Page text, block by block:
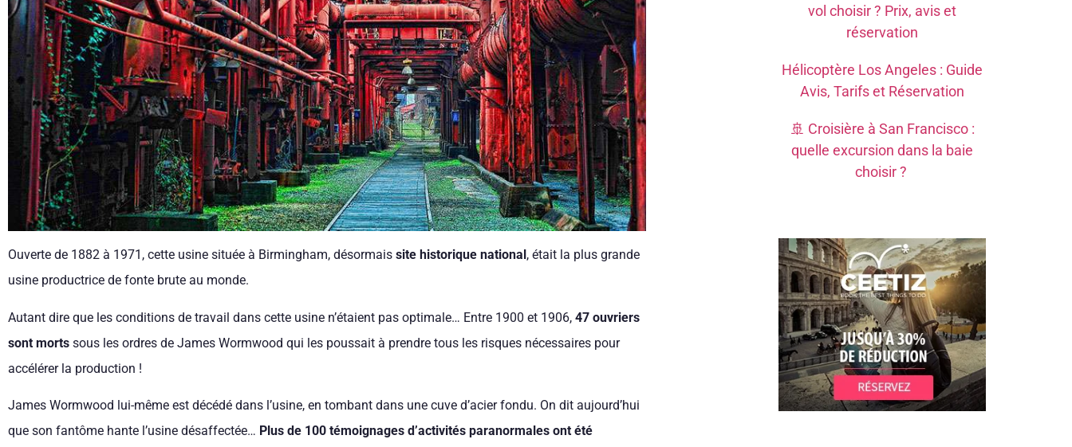
Ouverte de 1882 à 1971, cette usine située à Birmingham, désormais site historique national, était la plus grande
usine productrice de fonte brute au monde.
Autant dire que les conditions de travail dans cette usine n’étaient pas optimale… Entre 1900 et 1906, 47 ouvriers
sont morts sous les ordres de James Wormwood qui les poussait à prendre tous les risques nécessaires pour
accélérer la production !
James Wormwood lui-même est décédé dans l’usine, en tombant dans une cuve d’acier fondu. On dit aujourd’hui
que son fantôme hante l’usine désaffectée… Plus de 100 témoignages d’activités paranormales ont été
vol choisir ? Prix, avis et
réservation
Hélicoptère Los Angeles : Guide
Avis, Tarifs et Réservation
🚢 Croisière à San Francisco :
quelle excursion dans la baie
choisir ?